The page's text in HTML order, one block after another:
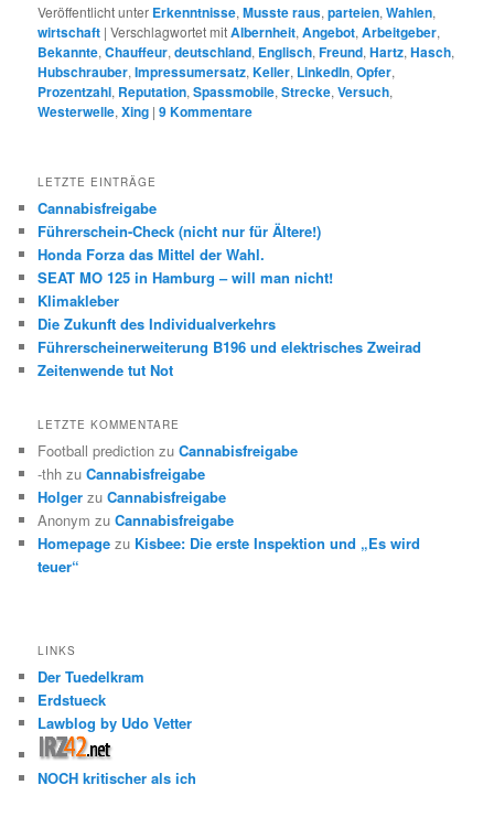
Veröffentlicht unter Erkenntnisse,Musste raus,parteien,Wahlen,
wirtschaft |Verschlagwortet mitAlbernheit,Angebot,Arbeitgeber,
Bekannte,Chauffeur,deutschland, Englisch,Freund,Hartz,Hasch,
Hubschrauber,Impressumersatz,Keller, LinkedIn,Opfer,
Prozentzahl, Reputation,Spassmobile,Strecke,Versuch,
Westerwelle,Xing |9Kommentare
LETZTE EINTRÄGE
Cannabisfreigabe
Führerschein-Check (nicht nur für Ältere!)
Honda Forza das Mittel der Wahl.
SEAT MO 125 in Hamburg – will man nicht!
Klimakleber
Die Zukunft des Individualverkehrs
Führerscheinerweiterung B196 und elektrisches Zweirad
Zeitenwende tut Not
LETZTE KOMMENTARE
Football prediction zuCannabisfreigabe
-thh zuCannabisfreigabe
Holger zuCannabisfreigabe
Anonym zuCannabisfreigabe
Homepage zu Kisbee: Die erste Inspektion und „Es wird
teuer“
LINKS
Der Tuedelkram
Erdstueck
Lawblog by Udo Vetter
NOCH kritischer als ich